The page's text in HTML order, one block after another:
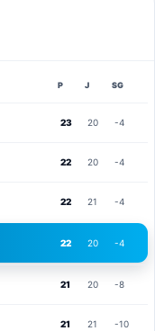
P J SG
23 20 -4
22 20 -4
22 21 -4
22 20 -4
21 20 -8
21 21 -10